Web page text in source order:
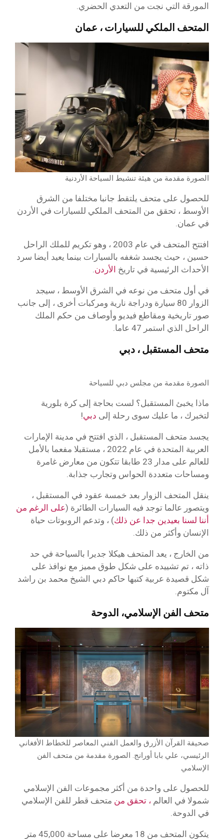
المورقة التي نجت من التعدي الحضري.
المتحف الملكي للسيارات ، عمان
الصورة مقدمة من هيئة تنشيط السياحة الأردنية
للحصول على متحف يلتقط جانبا مختلفا من الشرق
الأوسط ، تحقق من المتحف الملكي للسيارات في الأردن
في عمان.
افتتح المتحف في عام 2003 ، وهو تكريم للملك الراحل
حسين ، حيث يجسد شغفه بالسيارات بينما يعيد أيضا سرد
الأحداث الرئيسية في تاريخ الأردن
في أول متحف من نوعه في الشرق الأوسط ، سيجد
الزوار 80 سيارة ودراجة نارية ومركبات أخرى ، إلى جانب
صور تاريخية ومقاطع فيديو وأوصاف من حكم الملك
الراحل الذي استمر 47 عاما.
متحف المستقبل ، دبي
الصورة مقدمة من مجلس دبي للسياحة
ماذا يخبئ المستقبل؟ لست بحاجة إلى كرة بلورية
لتخبرك ، ما عليك سوى رحلة إلى دبي!
يجسد متحف المستقبل ، الذي افتتح في مدينة الإمارات
العربية المتحدة في عام 2022 ، مستقبلا مفعما بالأمل
للعالم على مدار 23 طابقا تتكون من معارض غامرة
ومساحات متعددة الحواس وتجارب جذابة.
ينقل المتحف الزوار بعد خمسة عقود في المستقبل ،
ويتصور عالما توجد فيه السيارات الطائرة (على الرغم من
أننا لسنا بعيدين جدا عن ذلك) ، وتدعم الروبوتات حياة
الإنسان وأكثر من ذلك.
من الخارج ، يعد المتحف هيكلا جديرا بالسياحة في حد
ذاته ، تم تشييده على شكل طوق مميز مع نوافذ على
شكل قصيدة عربية كتبها حاكم دبي الشيخ محمد بن راشد
آل مكتوم.
متحف الفن الإسلامي، الدوحة
صحيفة القرآن الأزرق والعمل الفني المعاصر للخطاط الأفغاني
الرئيسي، علي بابا أورانج. الصورة مقدمة من متحف الفن
الإسلامي
للحصول على واحدة من أكثر مجموعات الفن الإسلامي
شمولا في العالم ، تحقق من متحف قطر للفن الإسلامي
في الدوحة.
يتكون المتحف من 18 معرضا على مساحة 45,000 متر